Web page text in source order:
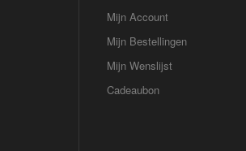
Mijn Account
Mijn Bestellingen
Mijn Wenslijst
Cadeaubon